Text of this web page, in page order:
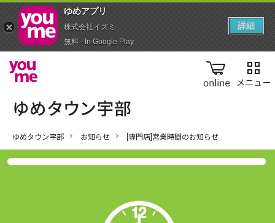
online
ゆめタウン宇部 お知らせ [専門店]営業時間のお知らせ
ゆめアプ‪リ‬
株式会社イズミ
無料 - In Google Play
詳細